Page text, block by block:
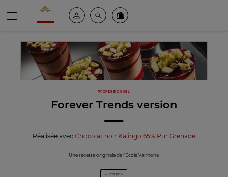
Valrhona - Imaginons le meilleur du chocolat
Espace clientRechercheCommandez en ligne
PROFESSIONNEL
Forever Trends version
Réalisée avec Chocolat noir Kalingo 65% Pur Grenade
Une recette originale de l'École Valrhona
4 ÉTAPES